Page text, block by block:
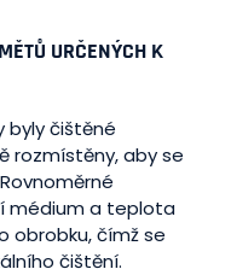
URČENÝCH K
byly čištěné
rozmístěny, aby se
médium a teplota
obrobku, čímž se
čištění.